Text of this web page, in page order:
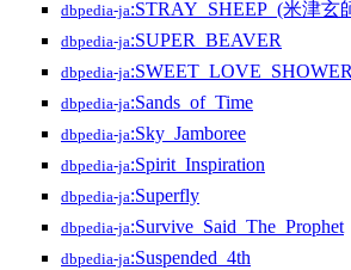
dbpedia-ja:STRAY_SHEEP_(米津玄
dbpedia-ja:SUPER_BEAVER
dbpedia-ja
dbpedia-ja:Sands_of_Time
dbpedia-ja:Sky_Jamboree
dbpedia-ja:Spirit_Inspiration
dbpedia-ja:Superfly
dbpedia-ja:Survive_Said_The_Prophet
dbpedia-ja:Suspended_4th